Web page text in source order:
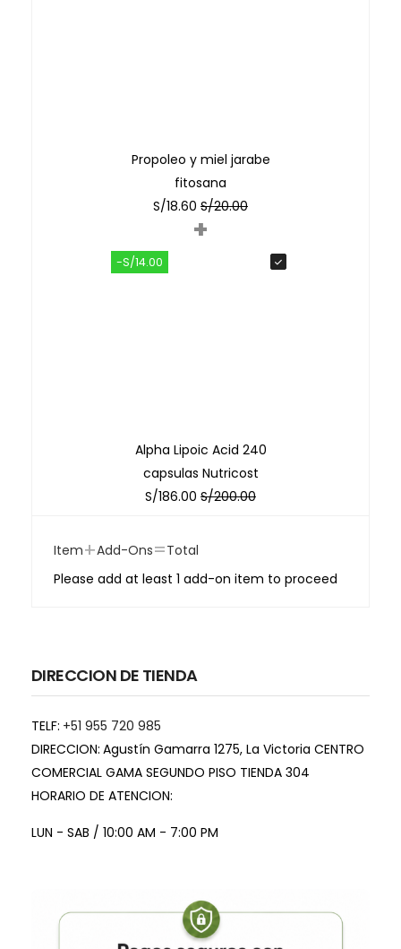
Propoleo y miel jarabe
fitosana
S/18.60 S/20.00
+
-S/14.00
Alpha Lipoic Acid 240
capsulas Nutricost
S/186.00 S/200.00
Item+Add-Ons=Total
Please add at least 1 add-on item to proceed
DIRECCION DE TIENDA
TELF: +51 955 720 985
DIRECCION: Agustín Gamarra 1275, La Victoria CENTRO
COMERCIAL GAMA SEGUNDO PISO TIENDA 304
HORARIO DE ATENCION:
LUN - SAB / 10:00 AM - 7:00 PM